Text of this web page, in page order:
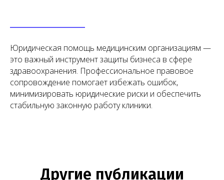
Юридическая помощь медицинским организациям —
это важный инструмент защиты бизнеса в сфере
здравоохранения. Профессиональное правовое
сопровождение помогает избежать ошибок,
минимизировать юридические риски и обеспечить
стабильную законную работу клиники.
+7 (968) 778-00-18
О компании
ответ
Контакты
Портфолио
Новости
119421, г. Москва, Ленинский
проспект, дом 111, корпус 1, офис 408
Работаем по всей России!